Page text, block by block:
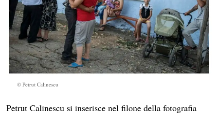
© Petrut Calinescu
Petrut Calinescu si inserisce nel filone della fotografia